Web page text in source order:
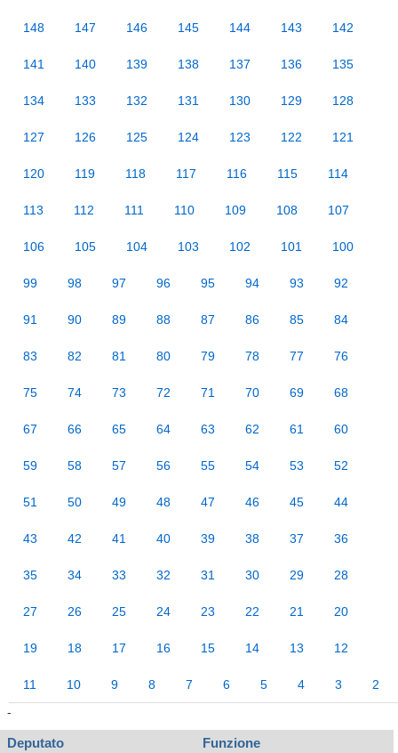
148 147 146 145 144 143 142
141 140 139 138 137 136 135
134 133 132 131 130 129 128
127 126 125 124 123 122 121
120 119 118 117 116 115 114
113 112 111 110 109 108 107
106 105 104 103 102 101 100
99 98 97 96 95 94 93 92
91 90 89 88 87 86 85 84
83 82 81 80 79 78 77 76
75 74 73 72 71 70 69 68
67 66 65 64 63 62 61 60
59 58 57 56 55 54 53 52
51 50 49 48 47 46 45 44
43 42 41 40 39 38 37 36
35 34 33 32 31 30 29 28
27 26 25 24 23 22 21 20
19 18 17 16 15 14 13 12
11 10 9 8 7 6 5 4 3
2
-
Deputato Funzione